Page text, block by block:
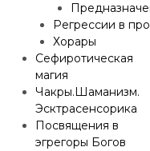
Регрессии в
Хорары
Сефиротическая
магия
Чакры.Шаманизм.
Эсктрасенсорика
Посвящения в
эгрегоры Богов